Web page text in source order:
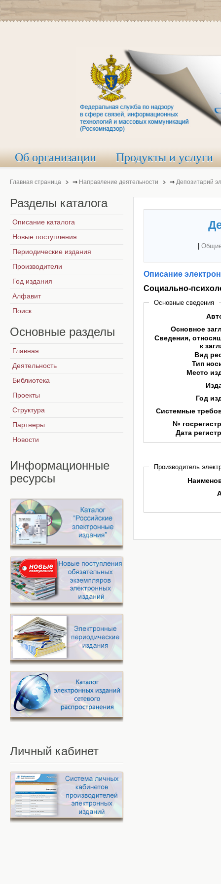
Об организации Продукты и услуги
Главная страница ⇒ Направление деятельности ⇒ Депозитарий
Описание
Социально-
Основные сведения
Основное
Сведения,
к
Вид
Тип
Место
Год
Системные
№
Дата
Производитель
Разделы каталога
Описание каталога
Новые поступления
Периодические издания
Производители
Год издания
Алфавит
Поиск
Основные разделы
Главная
Деятельность
Библиотека
Проекты
Структура
Партнеры
Новости
Информационные
ресурсы
Личный кабинет